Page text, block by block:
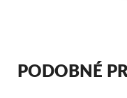
PODOBNÉ